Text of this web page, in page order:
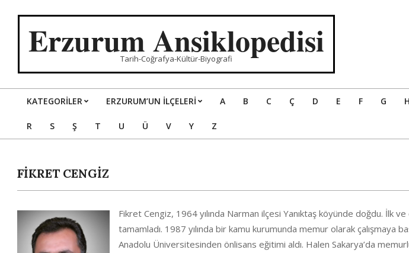
Erzurum Ansiklopedisi
Tarih-Coğrafya-Kültür-Biyografi
Primary
Navigation
KATEGORILER ERZURUM’UN İLÇELERİ A B C Ç D E F G H
R S Ş T U Ü V Y Z
FİKRET CENGİZ
Fikret Cengiz, 1964 yılında Narman ilçesi Yanıktaş köyünde doğdu. İlk
tamamladı. 1987 yılında bir kamu kurumunda memur olarak çalışmaya
Anadolu Üniversitesinden önlisans eğitimi aldı. Halen Sakarya’da